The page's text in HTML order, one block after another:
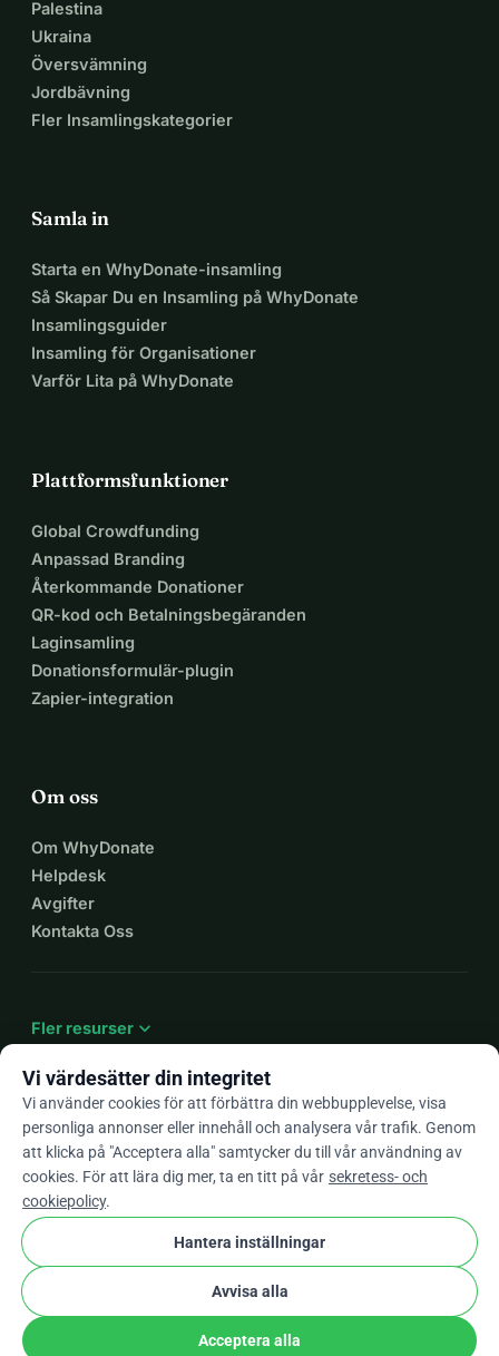
Palestina
Ukraina
Översvämning
Jordbävning
Fler Insamlingskategorier
Samla in
Starta en WhyDonate-insamling
Så Skapar Du en Insamling på WhyDonate
Insamlingsguider
Insamling för Organisationer
Varför Lita på WhyDonate
Plattformsfunktioner
Global Crowdfunding
Anpassad Branding
Återkommande Donationer
QR-kod och Betalningsbegäranden
Laginsamling
Donationsformulär-plugin
Zapier-integration
Om oss
Om WhyDonate
Helpdesk
Avgifter
Kontakta Oss
Fler resurser expand_more
Sv arrow_drop_down
★★★★★4,9 / 5 baserat på 500+ omdömen
WhyDonateIntegritet och cookies
Villkor och bestämmelser
stripe checkVerifierad Partner
Vi värdesätter din integritet
Vi använder cookies för att förbättra din webbupplevelse, visa
personliga annonser eller innehåll och analysera vår trafik. Genom
att klicka på "Acceptera alla" samtycker du till vår användning av
cookies. För att lära dig mer, ta en titt på vår sekretess- och
cookiepolicy.
Hantera inställningar
Avvisa alla
Acceptera alla